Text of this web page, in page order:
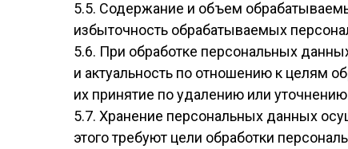
5.5. Содержание и объем
избыточность обрабатываемых
5.6. При обработке персональных
и актуальность по отношению к целям
их принятие по удалению или
5.7. Хранение персональных данных
этого требуют цели обработки